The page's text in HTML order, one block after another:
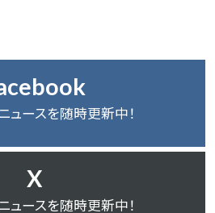
ュースを随時更新中！
X
ュースを随時更新中！